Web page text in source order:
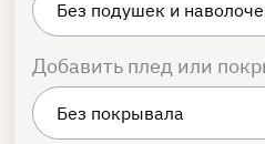
Добавить плед или